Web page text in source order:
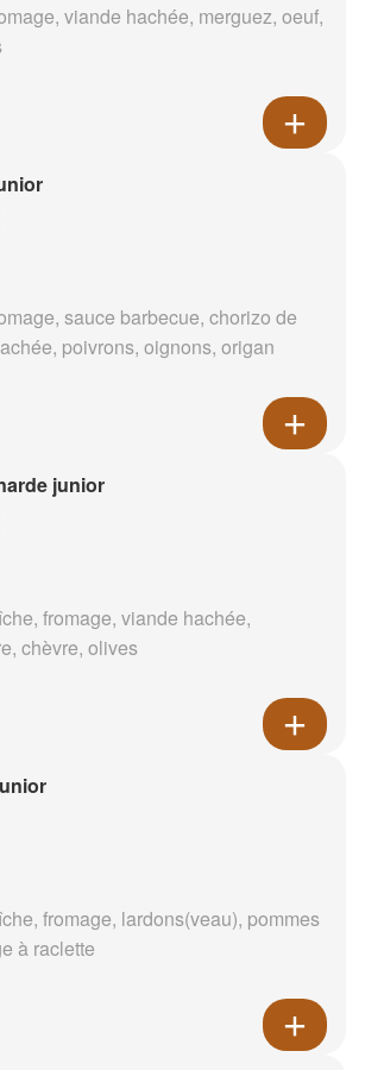
viande hachée, merguez, oeuf,
sauce barbecue, chorizo de
poivrons, oignons, origan
junior
fromage, viande hachée,
chèvre, olives
fromage, lardons(veau), pommes
à raclette